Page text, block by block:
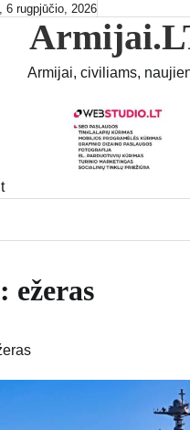
6 rugpjūčio, 2026
Armijai, civiliams,
ežeras